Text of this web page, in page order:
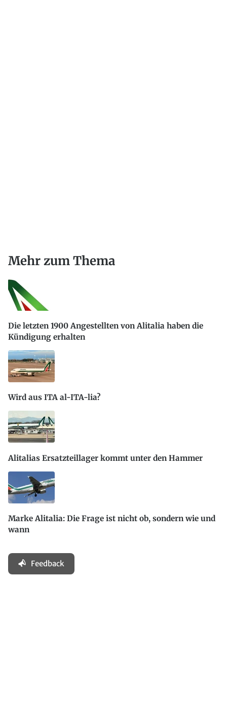
Mehr zum Thema
Die letzten 1900 Angestellten von Alitalia haben die
Kündigung erhalten
Wird aus ITA al-ITA-lia?
Alitalias Ersatzteillager kommt unter den Hammer
Marke Alitalia: Die Frage ist nicht ob, sondern wie und
wann
Feedback